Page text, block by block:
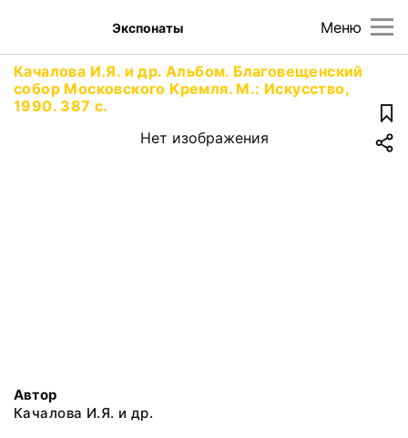
Меню
Экспонаты
Качалова И.Я. и др. Альбом. Благовещенский
собор Московского Кремля. М.: Искусство,
1990. 387 с.
Нет изображения
Автор
Качалова И.Я. и др.